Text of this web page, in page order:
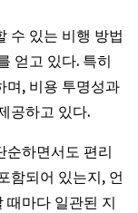
수 있는 비행 방법
얻고 있다. 특히
며, 비용 투명성과
공하고 있다.
하면서도 편리
함되어 있는지, 언
때마다 일관된 지